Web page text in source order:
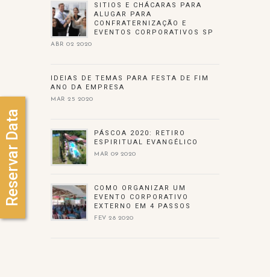
SITIOS E CHÁCARAS PARA
ALUGAR PARA
CONFRATERNIZAÇÃO E
EVENTOS CORPORATIVOS SP
ABR 02 2020
IDEIAS DE TEMAS PARA FESTA DE FIM
ANO DA EMPRESA
MAR 25 2020
PÁSCOA 2020: RETIRO
ESPIRITUAL EVANGÉLICO
MAR 09 2020
COMO ORGANIZAR UM
EVENTO CORPORATIVO
EXTERNO EM 4 PASSOS
FEV 28 2020
Reservar Data